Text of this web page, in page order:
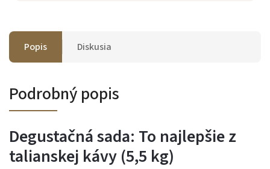
Popis Diskusia
Podrobný popis
Degustačná sada: To najlepšie z
talianskej kávy (5,5 kg)